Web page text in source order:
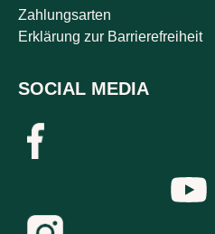
Zahlungsarten
Erklärung zur Barrierefreiheit
SOCIAL MEDIA